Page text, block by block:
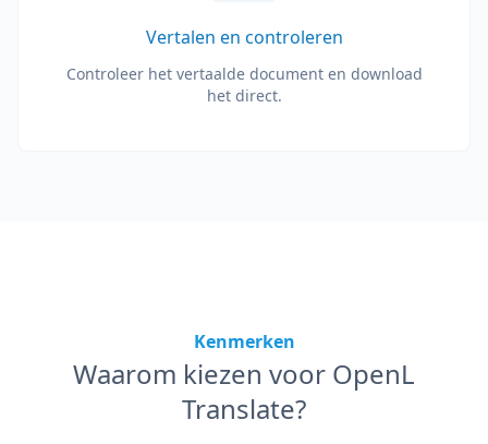
Vertalen en controleren
Controleer het vertaalde document en download
het direct.
Kenmerken
Waarom kiezen voor OpenL
Translate?